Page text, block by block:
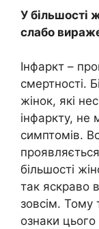
У більшості
слабо
Інфаркт –
смертності.
жінок, які
інфаркту, не
симптомів.
більшості
так яскраво
зовсім. Тому
ознаки